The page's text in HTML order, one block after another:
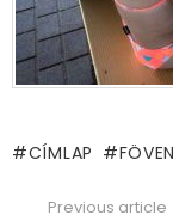
CÍMLAP
Previous article